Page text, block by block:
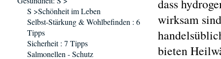
dass
wirksam
bieten
S >Schönheit im Leben
Selbst-Stärkung & Wohlbefinden : 6
Tipps
Sicherheit : 7 Tipps
Salmonellen - Schutz